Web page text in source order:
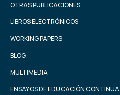
OTRAS PUBLICACIONES
LIBROS ELECTRÓNICOS
WORKING PAPERS
BLOG
MULTIMEDIA
ENSAYOS DE EDUCACIÓN CONTINUA